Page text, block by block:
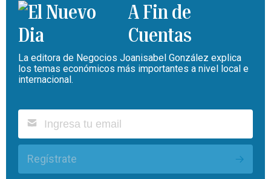
A Fin de
Cuentas
La editora de Negocios Joanisabel González explica
los temas económicos más importantes a nivel local e
internacional.
Regístrate